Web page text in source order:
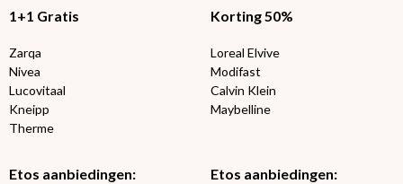
1+1 Gratis
Zarqa
Nivea
Lucovitaal
Kneipp
Therme
Korting 50%
Loreal Elvive
Modifast
Calvin Klein
Maybelline
Etos aanbiedingen: Etos aanbiedingen: